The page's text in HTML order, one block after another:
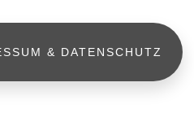
& DATENSCHUTZ